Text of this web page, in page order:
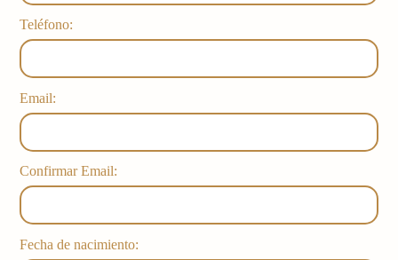
GALLERY
Teléfono:
Email:
Confirmar Email:
Fecha de nacimiento: